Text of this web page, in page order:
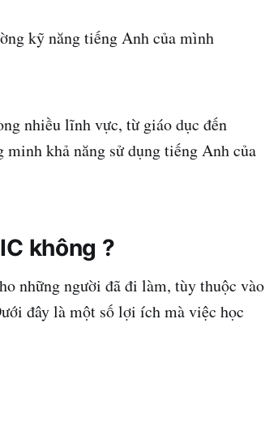
kỹ năng tiếng Anh của mình
nhiều lĩnh vực, từ giáo dục đến
khả năng sử dụng tiếng Anh của
không ?
những người đã đi làm, tùy thuộc vào
đây là một số lợi ích mà việc học